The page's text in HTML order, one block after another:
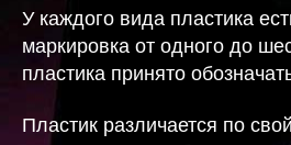
У каждого вида пластика
маркировка от одного до
пластика принято
Пластик различается по